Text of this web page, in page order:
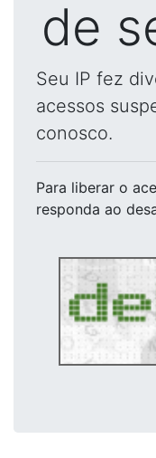
de
Seu IP fez
acessos
conosco.
Para liberar o
responda ao